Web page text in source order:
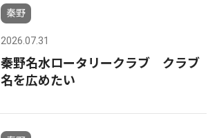
秦野
2026.07.31
秦野名水ロータリークラブ クラブ
名を広めたい